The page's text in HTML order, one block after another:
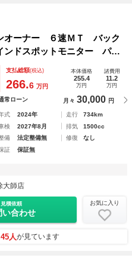
ーナー ６速ＭＴ バック
ドスポットモニター パー
Ｃ ＬＥＤヘッドライト オ
ｅｔｏｏｔｈ接続
支払総額(税込)
266.6 万円
本体価格
255.4
万円
諸費用
11.2
万円
常ローン 月々 30,000 円
式 2024年 走行
734km
検
2027年8月 排気
1500cc
備
法定整備無 修復
なし
証
保証無
大師店
積依頼
い合わせ
お気に入り
45人が見ています